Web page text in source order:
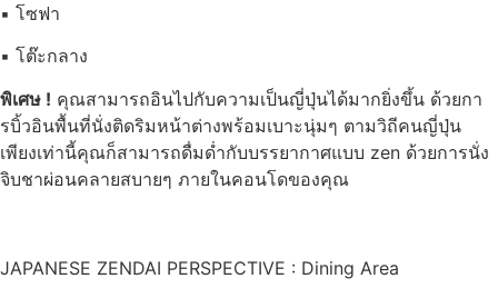
▪ โซฟา
▪ โต๊ะกลาง
พิเศษ ! คุณสามารถอินไปกับความเป็นญี่ปุ่นได้มากยิ่งขึ้น ด้วยกา
รบิ้วอินพื้นที่นั่งติดริมหน้าต่างพร้อมเบาะนุ่มๆ ตามวิถีคนญี่ปุ่น
เพียงเท่านี้คุณก็สามารถดื่มด่ำกับบรรยากาศแบบ zen ด้วยการนั่ง
จิบชาผ่อนคลายสบายๆ ภายในคอนโดของคุณ
JAPANESE ZENDAI PERSPECTIVE : Dining Area